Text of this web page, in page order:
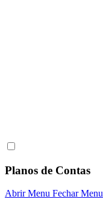
Planos de Contas
Abrir Menu Fechar Menu